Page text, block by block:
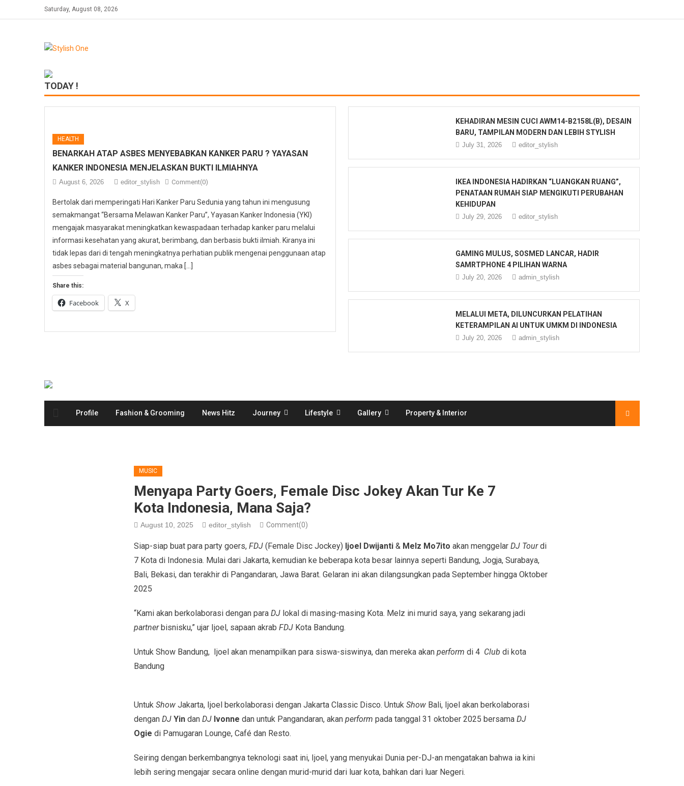
to
Saturday, August 08, 2026
TODAY !
HEALTH
BENARKAH ATAP ASBES MENYEBABKAN KANKER PARU ? YAYASAN
KANKER INDONESIA MENJELASKAN BUKTI ILMIAHNYA
August 6, 2026 editor_stylish Comment(0)
Bertolak dari memperingati Hari Kanker Paru Sedunia yang tahun ini mengusung
semakmangat “Bersama Melawan Kanker Paru”, Yayasan Kanker Indonesia (YKI)
mengajak masyarakat meningkatkan kewaspadaan terhadap kanker paru melalui
informasi kesehatan yang akurat, berimbang, dan berbasis bukti ilmiah. Kiranya ini
tidak lepas dari di tengah meningkatnya perhatian publik mengenai penggunaan atap
asbes sebagai material bangunan, maka […]
Share this:
Facebook X
KEHADIRAN MESIN CUCI AWM14-B2158L(B), DESAIN
BARU, TAMPILAN MODERN DAN LEBIH STYLISH
July 31, 2026 editor_stylish
IKEA INDONESIA HADIRKAN “LUANGKAN RUANG”,
PENATAAN RUMAH SIAP MENGIKUTI PERUBAHAN
KEHIDUPAN
July 29, 2026 editor_stylish
GAMING MULUS, SOSMED LANCAR, HADIR
SAMRTPHONE 4 PILIHAN WARNA
July 20, 2026 admin_stylish
MELALUI META, DILUNCURKAN PELATIHAN
KETERAMPILAN AI UNTUK UMKM DI INDONESIA
July 20, 2026 admin_stylish
Profile Fashion & Grooming News Hitz Journey Lifestyle Gallery Property & Interior
MUSIC
Menyapa Party Goers, Female Disc Jokey Akan Tur Ke 7
Kota Indonesia, Mana Saja?
August 10, 2025 editor_stylish Comment(0)
Siap-siap buat para party goers, FDJ(Female Disc Jockey) Ijoel Dwijanti& Melz Mo7ito akan menggelar DJ Tourdi
7 Kota di Indonesia. Mulai dari Jakarta, kemudian ke beberapa kota besar lainnya seperti Bandung, Jogja, Surabaya,
Bali, Bekasi, dan terakhir di Pangandaran, Jawa Barat. Gelaran ini akan dilangsungkan pada September hingga Oktober
2025
“Kami akan berkolaborasi dengan para DJlokal di masing-masing Kota. Melz ini murid saya, yang sekarang jadi
partnerbisnisku,” ujar Ijoel, sapaan akrab FDJKota Bandung.
Untuk Show Bandung, Ijoel akan menampilkan para siswa-siswinya, dan mereka akan perform di 4 Club di kota
Bandung
Untuk ShowJakarta, Ijoel berkolaborasi dengan Jakarta Classic Disco. Untuk ShowBali, Ijoel akan berkolaborasi
dengan DJ YindanDJ Ivonne dan untuk Pangandaran, akan perform pada tanggal 31 oktober 2025 bersama DJ
Ogie di Pamugaran Lounge, Café dan Resto.
Seiring dengan berkembangnya teknologi saat ini, Ijoel, yang menyukai Dunia per-DJ-an mengatakan bahwa ia kini
lebih sering mengajar secara online dengan murid-murid dari luar kota, bahkan dari luar Negeri.